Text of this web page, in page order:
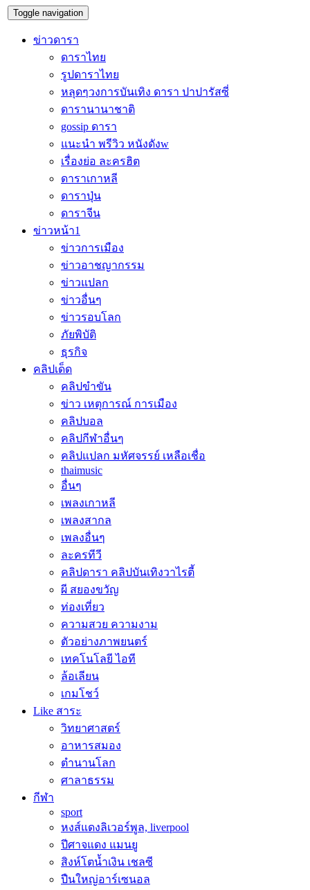
Toggle navigation
ข่าวดารา
ดาราไทย
รูปดาราไทย
หลุดๆวงการบันเทิง ดารา ปาปารัสซี่
ดารานานาชาติ
gossip ดารา
แนะนำ พรีวิว หนังดังw
เรื่องย่อ ละครฮิต
ดาราเกาหลี
ดาราปุ่น
ดาราจีน
ข่าวหน้า1
ข่าวการเมือง
ข่าวอาชญากรรม
ข่าวแปลก
ข่าวอื่นๆ
ข่าวรอบโลก
ภัยพิบัติ
ธุรกิจ
คลิปเด็ด
คลิปขำขัน
ข่าว เหตุการณ์ การเมือง
คลิปบอล
คลิปกีฬาอื่นๆ
คลิปแปลก มหัศจรรย์ เหลือเชื่อ
thaimusic
อื่นๆ
เพลงเกาหลี
เพลงสากล
เพลงอื่นๆ
ละครทีวี
คลิปดารา คลิปบันเทิงวาไรตี้
ผี สยองขวัญ
ท่องเที่ยว
ความสวย ความงาม
ตัวอย่างภาพยนตร์
เทคโนโลยี ไอที
ล้อเลียน
เกมโชว์
Like สาระ
วิทยาศาสตร์
อาหารสมอง
ตำนานโลก
ศาลาธรรม
กีฬา
sport
หงส์แดงลิเวอร์พูล, liverpool
ปีศาจแดง แมนยู
สิงห์โตน้ำเงิน เชลซี
ปืนใหญ่อาร์เซนอล